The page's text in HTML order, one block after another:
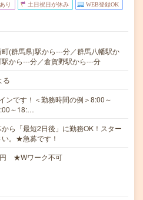
り 土日祝日が休み WEB登録OK
(群馬県)駅から---分／群馬八幡駅か
から---分／倉賀野駅から---分
る
ンです！＜勤務時間の例＞8:00～
～18:…
ら「最短2日後」に勤務OK！スター
い。★急募です！
★Wワーク不可